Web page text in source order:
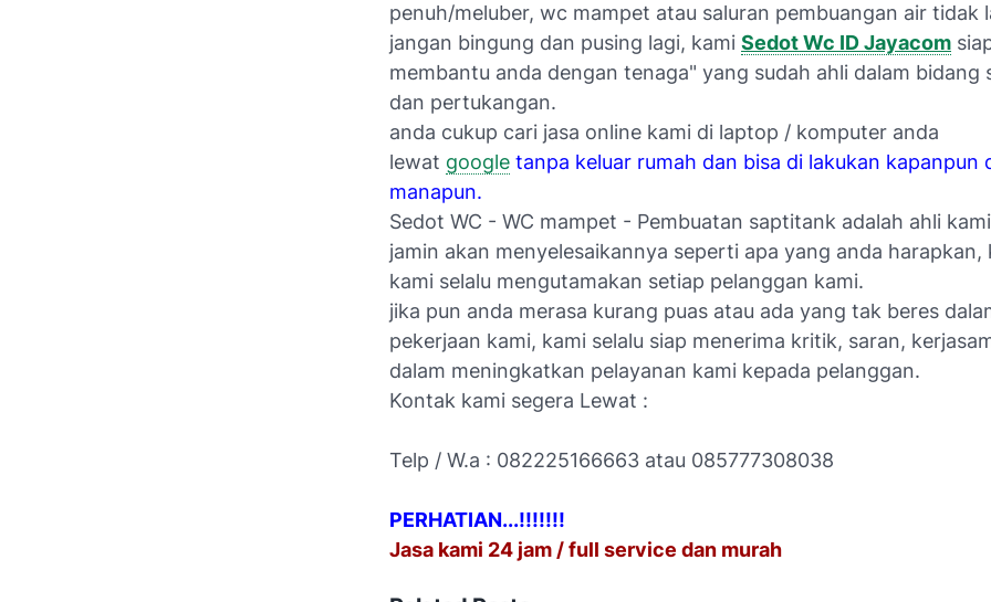
penuh/meluber, wc mampet atau saluran pembuangan air tidak
jangan bingung dan pusing lagi, kami Sedot Wc ID Jayacom
membantu anda dengan tenaga" yang sudah ahli dalam bidang
dan pertukangan.
anda cukup cari jasa online kami di laptop / komputer anda
lewat google tanpa keluar rumah dan bisa di lakukan kapanpun
manapun.
Sedot WC - WC mampet - Pembuatan saptitank adalah ahli
jamin akan menyelesaikannya seperti apa yang anda harapkan,
kami selalu mengutamakan setiap pelanggan kami.
jika pun anda merasa kurang puas atau ada yang tak beres
pekerjaan kami, kami selalu siap menerima kritik, saran,
dalam meningkatkan pelayanan kami kepada pelanggan.
Kontak kami segera Lewat :
Telp / W.a : 082225166663 atau 085777308038
PERHATIAN...!!!!!!!
Jasa kami 24 jam / full service dan murah